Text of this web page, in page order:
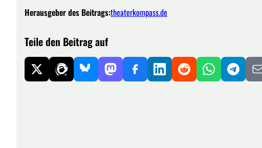
Herausgeber des Beitrags:theaterkompass.de
Teile den Beitrag auf